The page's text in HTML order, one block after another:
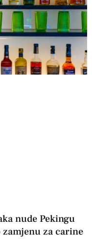
nude Pekingu
za carine